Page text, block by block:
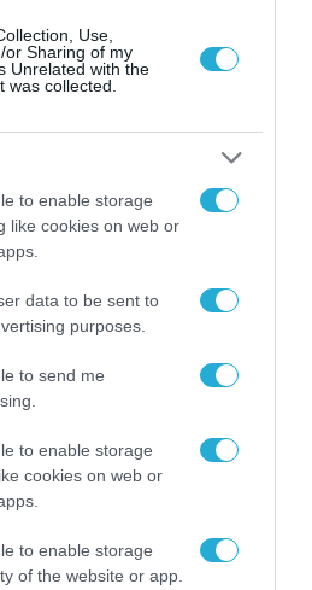
Use,
or Sharing of my
Unrelated with the
was collected.
to enable storage
like cookies on web or
data to be sent to
purposes.
to send me
to enable storage
cookies on web or
to enable storage
of the website or app.